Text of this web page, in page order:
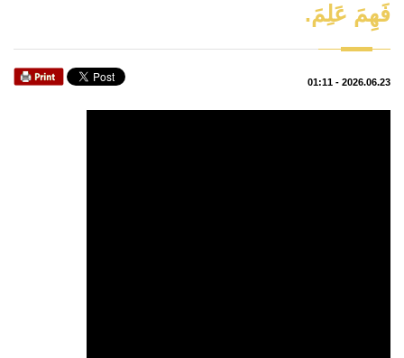
فَهِمَ عَلِمَ.
2026.06.23
-
01:11